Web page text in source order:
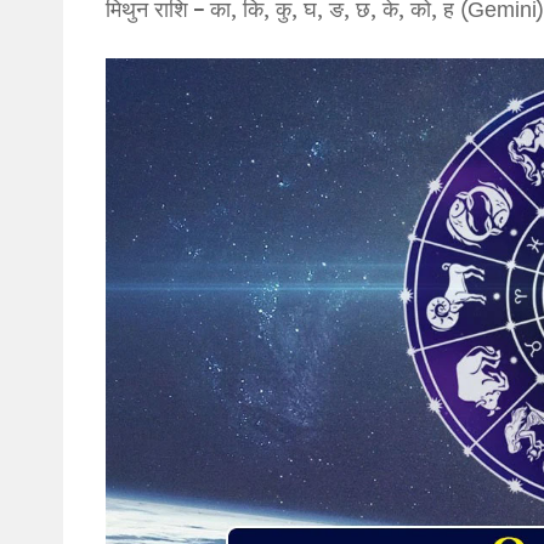
मिथुन राशि – का, कि, कु, घ, ङ, छ, के, को, ह